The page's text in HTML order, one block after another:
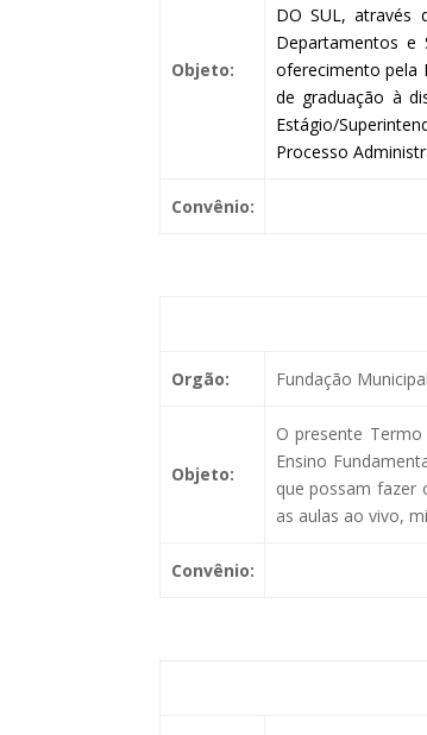
Objeto:
DO SUL, através
Departamentos e
oferecimento pela
de graduação à
Estágio/
Processo
Convênio:
Orgão: Fundação
Objeto:
O presente
Ensino
que possam fazer
as aulas ao vivo,
Convênio: